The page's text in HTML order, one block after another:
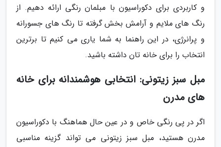
و کاربردی برای دکوراسیون با مبلمان رنگی ارائه دهیم. از
رنگ های ملایم و آرامش بخش گرفته تا رنگ های جسورانه
و پرانرژی، در این راهنما به شما یاری می کنیم تا برترین
انتخاب را برای خانه تان داشته باشید.
مبل سبز زیتونی: انتخابی هوشمندانه برای خانه
های مدرن
اگر در پی رنگی خاص و در عین حال هماهنگ با دکوراسیون
مدرن هستید، مبل سبز زیتونی می تواند گزینه مناسبی